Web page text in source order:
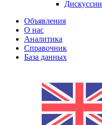
Дискуссии
Объявления
О нас
Аналитика
Справочник
База данных